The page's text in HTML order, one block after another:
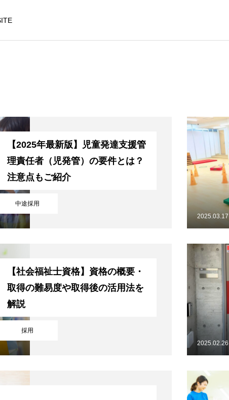
中途採用
【2025年最新版】児童発達支援管
理責任者（児発管）の要件とは？
注意点もご紹介
2025.03.17
採用
【社会福祉士資格】資格の概要・
取得の難易度や取得後の活用法を
解説
2025.02.26